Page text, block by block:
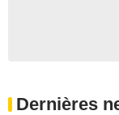
Dernières